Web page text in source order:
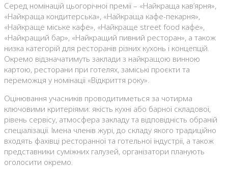
Серед номінацій цьогорічної премії – «Найкраща кав’ярня»,
«Найкраща кондитерська», «Найкраща кафе-пекарня»,
«Найкраще міське кафе», «Найкраще street food кафе»,
«Найкращий бар», «Найкращий пивний ресторан», а також
низка категорій для ресторанів різних кухонь і концепцій.
Окремо відзначатимуть заклади з найкращою винною
картою, ресторани при готелях, заміські проєкти та
переможця у номінації «Відкриття року».
Оцінювання учасників проводитиметься за чотирма
ключовими критеріями: якість кухні або барної складової,
рівень сервісу, атмосфера закладу та відповідність обраній
спеціалізації. Імена членів журі, до складу якого традиційно
входять фахівці ресторанної та готельної індустрії, а також
представники суміжних галузей, організатори планують
оголосити окремо.